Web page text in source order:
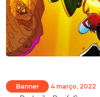
Banner 4 março, 2022